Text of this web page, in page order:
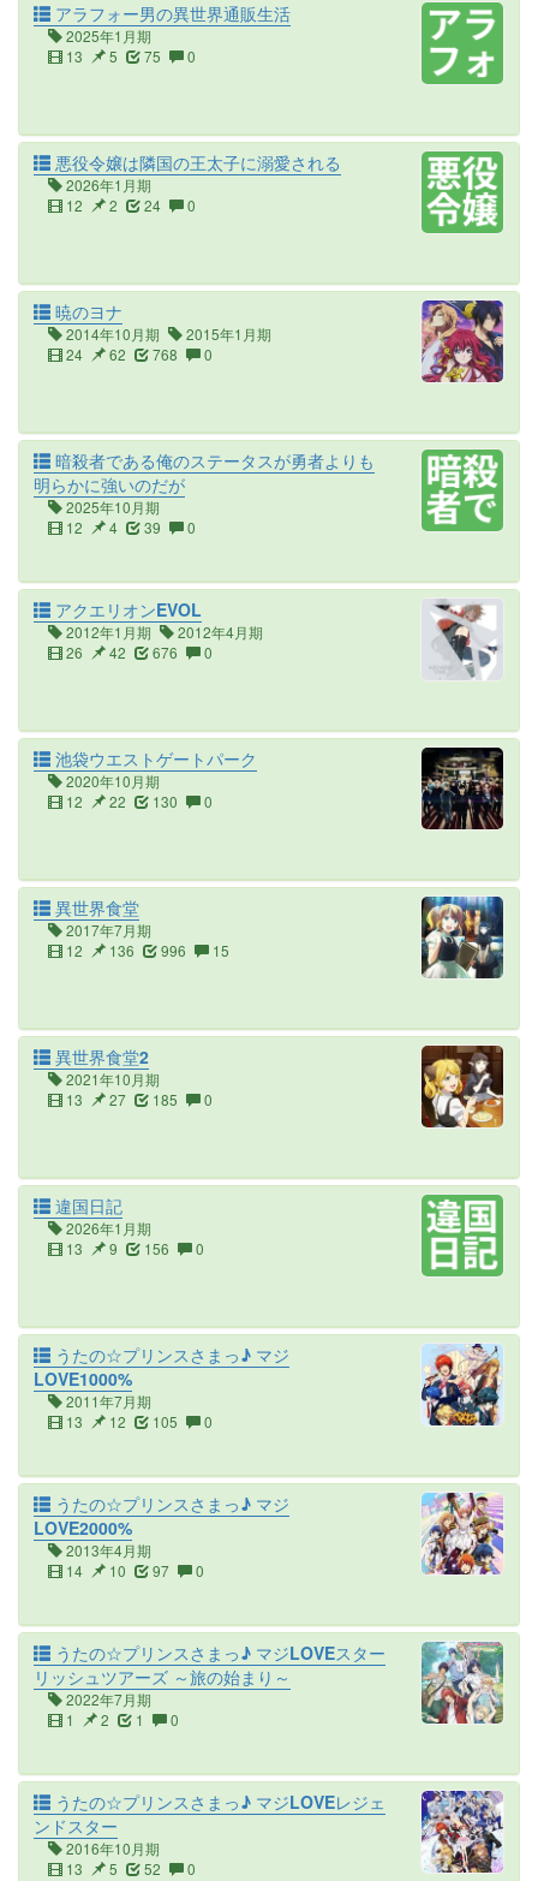
アラフォー男の異世界通販生活
2025年1月期
13
5 75 0
悪役令嬢は隣国の王太子に溺愛される
2026年1月期
12
2 24 0
暁のヨナ
2014年10月期
2015年1月期
24
62 768 0
暗殺者である俺のステータスが勇者よりも
明らかに強いのだが
2025年10月期
12
4 39 0
アクエリオンEVOL
2012年1月期
2012年4月期
26
42 676 0
池袋ウエストゲートパーク
2020年10月期
12
22 130 0
異世界食堂
2017年7月期
12
136 996 15
異世界食堂2
2021年10月期
13
27 185 0
違国日記
2026年1月期
13
9 156 0
うたの☆プリンスさまっ♪ マジ
LOVE1000%
2011年7月期
13
12 105 0
うたの☆プリンスさまっ♪ マジ
LOVE2000%
2013年4月期
14
10 97 0
うたの☆プリンスさまっ♪ マジLOVEスター
リッシュツアーズ ～旅の始まり～
2022年7月期
1
2 1 0
うたの☆プリンスさまっ♪ マジLOVEレジェ
ンドスター
2016年10月期
13
5 52 0